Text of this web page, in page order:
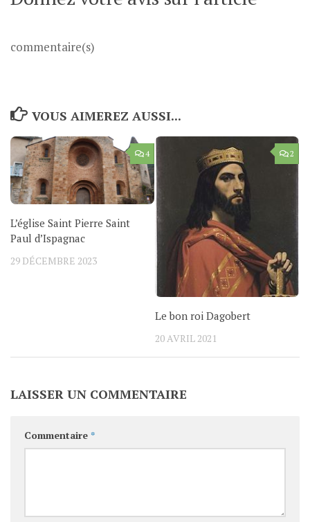
commentaire(s)
VOUS AIMEREZ AUSSI...
4
L’église Saint Pierre Saint
Paul d’Ispagnac
29 DÉCEMBRE 2023
2
Le bon roi Dagobert
20 AVRIL 2021
LAISSER UN COMMENTAIRE
Commentaire *